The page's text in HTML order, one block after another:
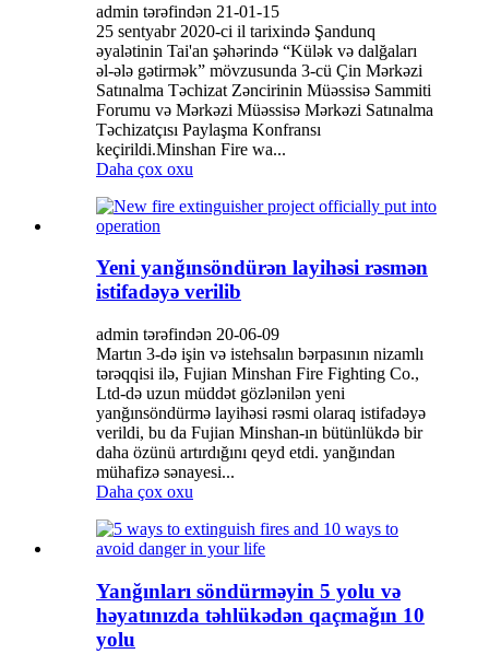
admin tərəfindən 21-01-15
25 sentyabr 2020-ci il tarixində Şandunq
əyalətinin Tai'an şəhərində “Külək və dalğaları
əl-ələ gətirmək” mövzusunda 3-cü Çin Mərkəzi
Satınalma Təchizat Zəncirinin Müəssisə Sammiti
Forumu və Mərkəzi Müəssisə Mərkəzi Satınalma
Təchizatçısı Paylaşma Konfransı
keçirildi.Minshan Fire wa...
Daha çox oxu
Yeni yanğınsöndürən layihəsi rəsmən
istifadəyə verilib
admin tərəfindən 20-06-09
Martın 3-də işin və istehsalın bərpasının nizamlı
tərəqqisi ilə, Fujian Minshan Fire Fighting Co.,
Ltd-də uzun müddət gözlənilən yeni
yanğınsöndürmə layihəsi rəsmi olaraq istifadəyə
verildi, bu da Fujian Minshan-ın bütünlükdə bir
daha özünü artırdığını qeyd etdi. yanğından
mühafizə sənayesi...
Daha çox oxu
Yanğınları söndürməyin 5 yolu və
həyatınızda təhlükədən qaçmağın 10
yolu